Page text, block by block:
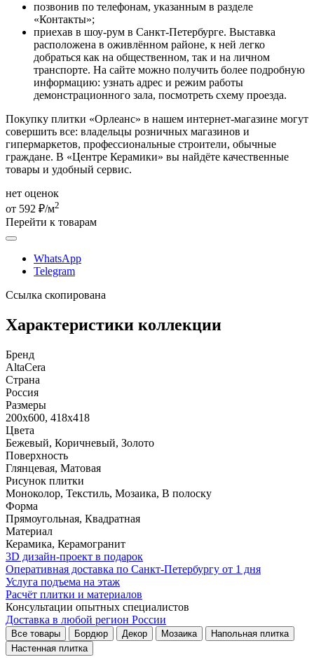
позвонив по телефонам, указанным в разделе
«Контакты»;
приехав в шоу-рум в Санкт-Петербурге. Выставка
расположена в оживлённом районе, к ней легко
добраться как на общественном, так и на личном
транспорте. На сайте можно получить более подробную
информацию: узнать адрес и режим работы
демонстрационного зала, посмотреть схему проезда.
Покупку плитки «Орлеанс» в нашем интернет-магазине могут
совершить все: владельцы розничных магазинов и
гипермаркетов, профессиональные строители, обычные
граждане. В «Центре Керамики» вы найдёте качественные
товары и удобный сервис.
нет оценок
от 592 ₽/м2
Перейти к товарам
WhatsApp
Telegram
Ссылка скопирована
Характеристики коллекции
Бренд
AltaCera
Страна
Россия
Размеры
200x600, 418x418
Цвета
Бежевый, Коричневый, Золото
Поверхность
Глянцевая, Матовая
Рисунок плитки
Моноколор, Текстиль, Мозаика, В полоску
Форма
Прямоугольная, Квадратная
Материал
Керамика, Керамогранит
3D дизайн-проект в подарок
Оперативная доставка по Санкт-Петербургу от 1 дня
Услуга подъема на этаж
Расчёт плитки и материалов
Консультации опытных специалистов
Доставка в любой регион России
Все товары Бордюр Декор Мозаика
Напольная плитка
Настенная плитка